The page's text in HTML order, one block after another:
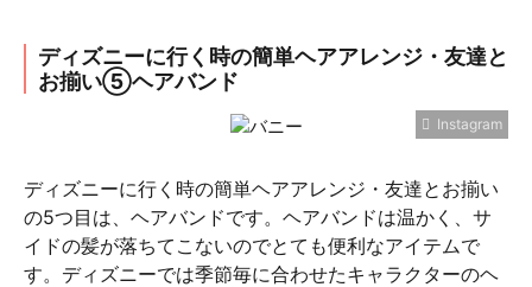
ディズニーに行く時の簡単ヘアアレンジ・友達と
お揃い⑤ヘアバンド
Instagram
ディズニーに行く時の簡単ヘアアレンジ・友達とお揃い
の5つ目は、ヘアバンドです。ヘアバンドは温かく、サ
イドの髪が落ちてこないのでとても便利なアイテムで
す。ディズニーでは季節毎に合わせたキャラクターのヘ